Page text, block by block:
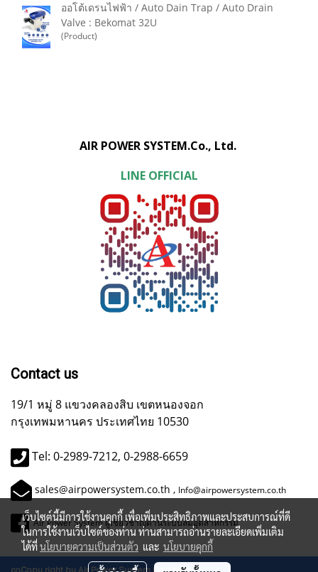
ออโต้เดรนไฟฟ้า / Auto Dain Trap / Auto Drain
Valve : Bekomat 32U
(Product)
AIR POWER SYSTEM.Co., Ltd.
LINE OFFICIAL
Contact us
19/1 หมู่ 8 แขวงคลองสิบ เขตหนองจอก
กรุงเทพมหานคร ประเทศไทย 10530
Tel: 0-2989-7212, 0-2988-6659
sales@airpowersystem.co.th , Info@airpowersystem.co.th
Air Power System ผู้เชี่ยวชาญด้านระบบลมอุตสาหกรรม
coCopy right by Air Power System Co.,Ltd.m
เว็บไซต์นี้มีการใช้งานคุกกี้ เพื่อเพิ่มประสิทธิภาพและประสบการณ์ที่ดี
ในการใช้งานเว็บไซต์ของท่าน ท่านสามารถอ่านรายละเอียดเพิ่มเติม
ได้ที่นโยบายความเป็นส่วนตัว และ นโยบายคุกกี้